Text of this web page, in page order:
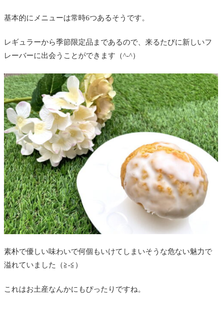
基本的にメニューは常時6つあるそうです。
レギュラーから季節限定品まであるので、来るたびに新しいフ
レーバーに出会うことができます（^-^）
素朴で優しい味わいで何個もいけてしまいそうな危ない魅力で
溢れていました（≧-≦）
これはお土産なんかにもぴったりですね。